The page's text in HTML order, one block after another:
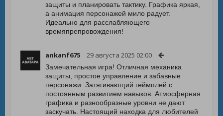
защиты и планировать тактику. Графика яркая,
а анимация персонажей мило радует.
Идеально для расслабляющего
времяпрепровождения!
ankanf675 29 августа 2025 02:00
Замечательная игра! Отличная механика
защиты, простое управление и забавные
персонажи. Затягивающий геймплей с
постоянным развитием навыков. Атмосферная
графика и разнообразные уровни не дают
заскучать. Настоящий находка для любителей